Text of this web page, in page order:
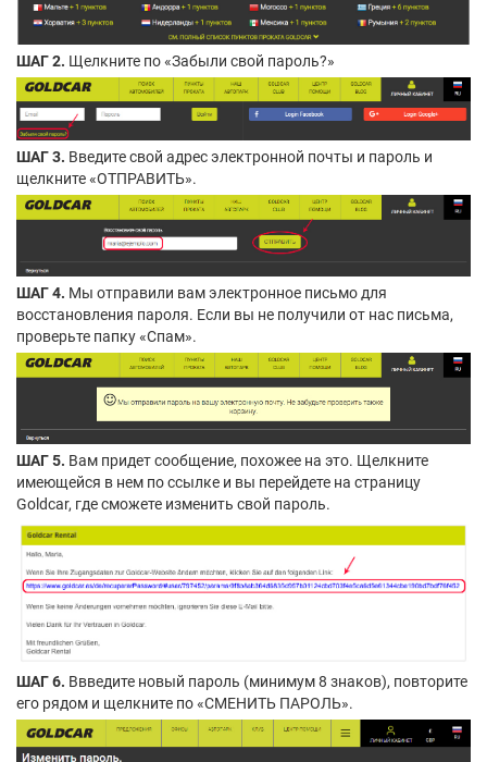
ШАГ 2. Щелкните по «Забыли свой пароль?»
ШАГ 3. Введите свой адрес электронной почты и пароль и
щелкните «ОТПРАВИТЬ».
ШАГ 4. Мы отправили вам электронное письмо для
восстановления пароля. Если вы не получили от нас письма,
проверьте папку «Спам».
ШАГ 5. Вам придет сообщение, похожее на это. Щелкните
имеющейся в нем по ссылке и вы перейдете на страницу
Goldcar, где сможете изменить свой пароль.
ШАГ 6. Ввведите новый пароль (минимум 8 знаков), повторите
его рядом и щелкните по «СМЕНИТЬ ПАРОЛЬ».